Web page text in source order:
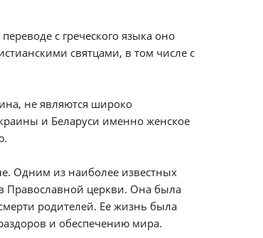
с греческого языка оно
святцами, в том числе с
не являются широко
и Беларуси именно женское
Одним из наиболее известных
Православной церкви. Она была
родителей. Ее жизнь была
и обеспечению мира.